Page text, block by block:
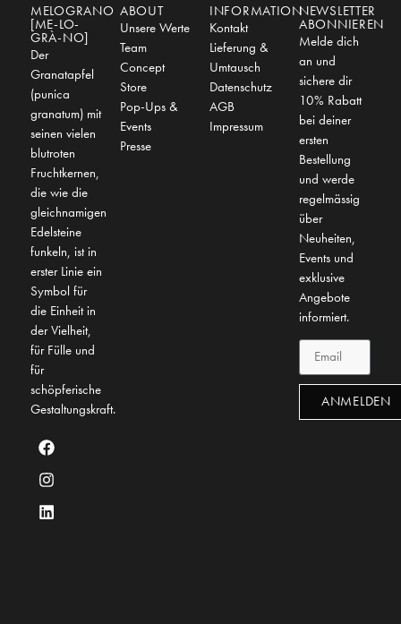
MELOGRANO
[ME-LO-
GRÀ-NO]
Der
Granatapfel
(punica
granatum) mit
seinen vielen
blutroten
Fruchtkernen,
die wie die
gleichnamigen
Edelsteine
funkeln, ist in
erster Linie ein
Symbol für
die Einheit in
der Vielheit,
für Fülle und
für
schöpferische
Gestaltungskraft.
ABOUT
Unsere Werte
Team
Concept
Store
Pop-Ups &
Events
Presse
INFORMATION
Kontakt
Lieferung &
Umtausch
Datenschutz
AGB
Impressum
NEWSLETTER
ABONNIEREN
Melde dich
an und
sichere dir
10% Rabatt
bei deiner
ersten
Bestellung
und werde
regelmässig
über
Neuheiten,
Events und
exklusive
Angebote
informiert.
ANMELDEN